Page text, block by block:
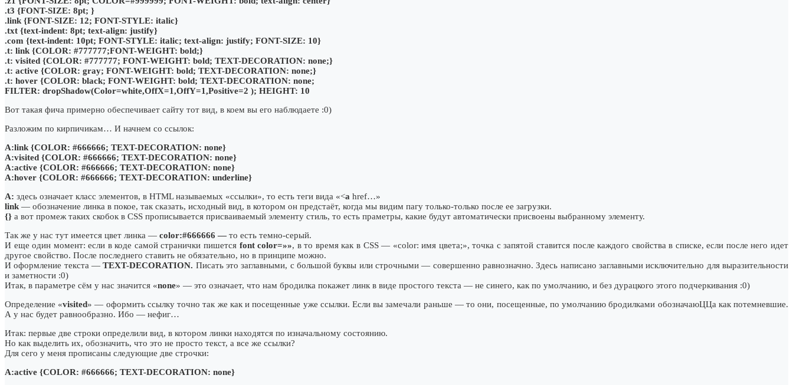
.t3 {FONT-SIZE: 8pt; }
.link {FONT-SIZE: 12; FONT-STYLE: italic}
.txt {text-indent: 8pt; text-align: justify}
.com {text-indent: 10pt; FONT-STYLE: italic; text-align: justify; FONT-SIZE: 10}
.t: link {COLOR: #777777;FONT-WEIGHT: bold;}
.t: visited {COLOR: #777777; FONT-WEIGHT: bold; TEXT-DECORATION: none;}
.t: active {COLOR: gray; FONT-WEIGHT: bold; TEXT-DECORATION: none;}
.t: hover {COLOR: black; FONT-WEIGHT: bold; TEXT-DECORATION: none;
FILTER: dropShadow(Color=white,OffX=1,OffY=1,Positive=2 ); HEIGHT: 10
Вот такая фича примерно обеспечивает сайту тот вид, в коем вы его наблюдаете :0)
Разложим по кирпичикам… И начнем со ссылок:
A:link {COLOR: #666666; TEXT-DECORATION: none}
A:visited {COLOR: #666666; TEXT-DECORATION: none}
A:active {COLOR: #666666; TEXT-DECORATION: none}
A:hover {COLOR: #666666; TEXT-DECORATION: underline}
А: здесь означает класс элементов, в HTML называемых «ссылки», то есть теги вида «<a href…»
link — обозначение линка в покое, так сказать, исходный вид, в котором он предстаёт, когда мы видим пагу только-только после ее загрузки.
{} а вот промеж таких скобок в CSS прописывается присваиваемый элементу стиль, то есть праметры, какие будут автоматически присвоены выбранному элементу.
Так же у нас тут имеется цвет линка — color:#666666 — то есть темно-серый.
И еще один момент: если в коде самой странички пишется font color=»», в то время как в CSS — «color: имя цвета;», точка с запятой ставится после каждого свойства в списке, если после него идет
другое свойство. После последнего ставить не обязательно, но в принципе можно.
И оформление текста —TEXT-DECORATION. Писать это заглавными, с большой буквы или строчными — совершенно равнозначно. Здесь написано заглавными исключительно для выразительности
и заметности :0)
Итак, в параметре сём у нас значится «none» — это означает, что нам бродилка покажет линк в виде простого текста — не синего, как по умолчанию, и без дурацкого этого подчеркивания :0)
Определение «visited» — оформить ссылку точно так же как и посещенные уже ссылки. Если вы замечали раньше — то они, посещенные, по умолчанию бродилками обозначаюЦЦа как потемневшие.
А у нас будет равнообразно. Ибо — нефиг…
Итак: первые две строки определили вид, в котором линки находятся по изначальному состоянию.
Но как выделить их, обозначить, что это не просто текст, а все же ссылки?
Для сего у меня прописаны следующие две строчки:
A:active {COLOR: #666666; TEXT-DECORATION: none}